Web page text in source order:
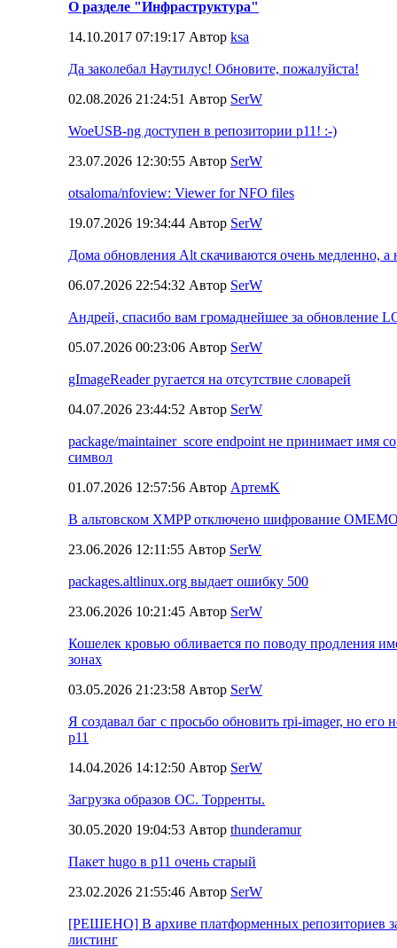
О разделе "Инфраструктура"
14.10.2017 07:19:17 Автор ksa
Да заколебал Наутилус! Обновите, пожалуйста!
02.08.2026 21:24:51 Автор SerW
WoeUSB-ng доступен в репозитории p11! :-)
23.07.2026 12:30:55 Автор SerW
otsaloma/nfoview: Viewer for NFO files
19.07.2026 19:34:44 Автор SerW
Дома обновления Alt скачиваются очень медленно, а
06.07.2026 22:54:32 Автор SerW
Андрей, спасибо вам громаднейшее за обновление
05.07.2026 00:23:06 Автор SerW
gImageReader ругается на отсутствие словарей
04.07.2026 23:44:52 Автор SerW
package/maintainer_score endpoint не принимает имя
символ
01.07.2026 12:57:56 Автор АртемK
В альтовском XMPP отключено шифрование
23.06.2026 12:11:55 Автор SerW
packages.altlinux.org выдает ошибку 500
23.06.2026 10:21:45 Автор SerW
Кошелек кровью обливается по поводу продления
зонах
03.05.2026 21:23:58 Автор SerW
Я создавал баг с просьбо обновить rpi-imager, но его
p11
14.04.2026 14:12:50 Автор SerW
Загрузка образов ОС. Торренты.
30.05.2020 19:04:53 Автор thunderamur
Пакет hugo в p11 очень старый
23.02.2026 21:55:46 Автор SerW
[РЕШЕНО] В архиве платформенных репозиториев
листинг